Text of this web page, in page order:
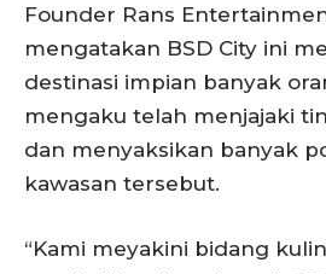
Founder Rans
mengatakan BSD City ini
destinasi impian banyak
mengaku telah menjajaki
dan menyaksikan banyak
kawasan tersebut.
“Kami meyakini bidang